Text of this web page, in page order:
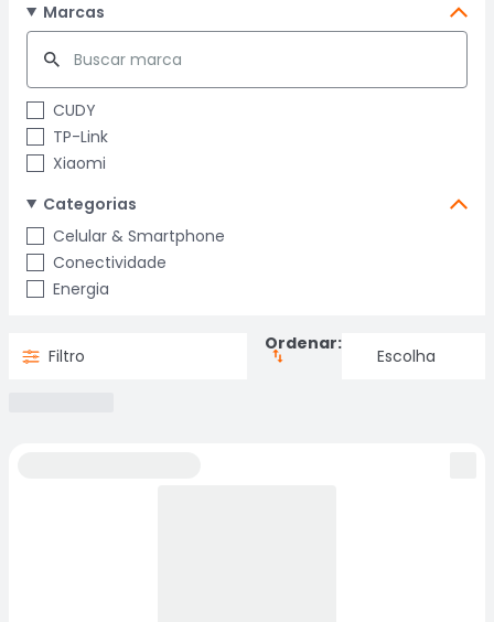
Marcas
CUDY
TP-Link
Xiaomi
Categorias
Celular & Smartphone
Conectividade
Energia
Filtro
Ordenar: